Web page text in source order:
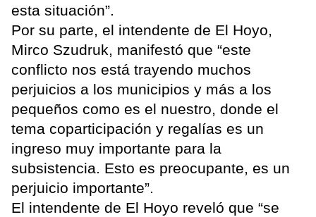
esta situación”.
Por su parte, el intendente de El Hoyo,
Mirco Szudruk, manifestó que “este
conflicto nos está trayendo muchos
perjuicios a los municipios y más a los
pequeños como es el nuestro, donde el
tema coparticipación y regalías es un
ingreso muy importante para la
subsistencia. Esto es preocupante, es un
perjuicio importante”.
El intendente de El Hoyo reveló que “se